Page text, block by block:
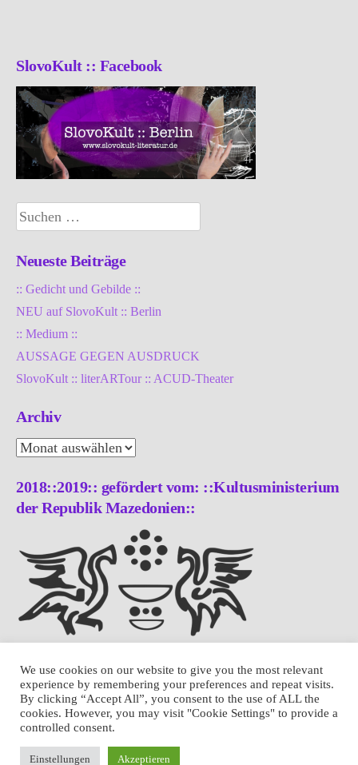
SlovoKult :: Facebook
Suchen
nach:
Neueste Beiträge
:: Gedicht und Gebilde ::
NEU auf SlovoKult :: Berlin
:: Medium ::
AUSSAGE GEGEN AUSDRUCK
SlovoKult :: literARTour :: ACUD-Theater
Archiv
Archiv
2018::2019:: gefördert vom: ::Kultusministerium
der Republik Mazedonien::
We use cookies on our website to give you the most relevant
experience by remembering your preferences and repeat visits.
By clicking “Accept All”, you consent to the use of ALL the
cookies. However, you may visit "Cookie Settings" to provide a
controlled consent.
Einstellungen Akzeptieren